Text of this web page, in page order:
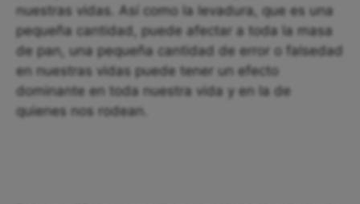
nuestras vidas. Así como la levadura, que es una
pequeña cantidad, puede afectar a toda la masa
de pan, una pequeña cantidad de error o falsedad
en nuestras vidas puede tener un efecto
dominante en toda nuestra vida y en la de
quienes nos rodean.